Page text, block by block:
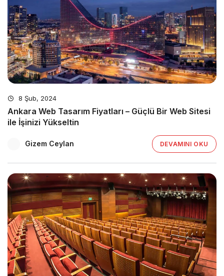
8 Şub, 2024
Ankara Web Tasarım Fiyatları – Güçlü Bir Web Sitesi
ile İşinizi Yükseltin
Gizem Ceylan DEVAMINI OKU